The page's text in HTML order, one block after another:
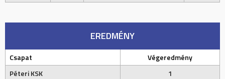
EREDMÉNY
Csapat
Végeredmény
Péteri KSK
1